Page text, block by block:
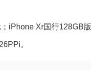
iPhone Xr国行128GB
。